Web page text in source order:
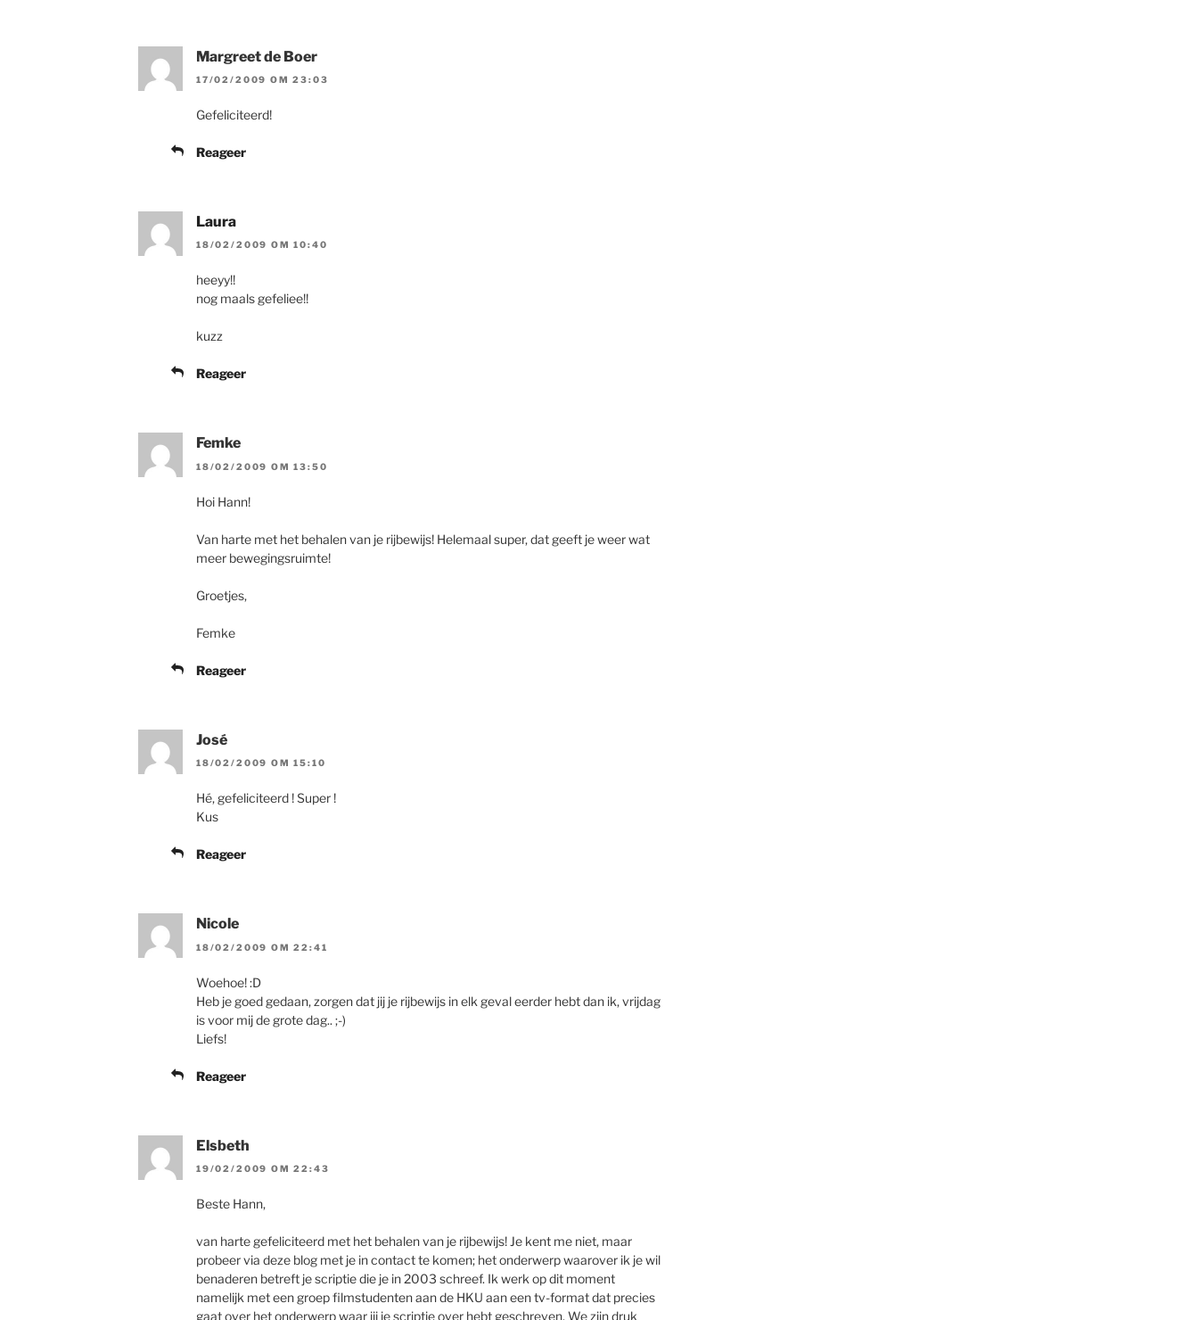
Margreet de Boer
17/02/2009 OM 23:03
Gefeliciteerd!
Reageer
Laura
18/02/2009 OM 10:40
heeyy!!
nog maals gefeliee!!
kuzz
Reageer
Femke
18/02/2009 OM 13:50
Hoi Hann!
Van harte met het behalen van je rijbewijs! Helemaal super, dat geeft je weer wat
meer bewegingsruimte!
Groetjes,
Femke
Reageer
José
18/02/2009 OM 15:10
Hé, gefeliciteerd ! Super !
Kus
Reageer
Nicole
18/02/2009 OM 22:41
Woehoe! :D
Heb je goed gedaan, zorgen dat jij je rijbewijs in elk geval eerder hebt dan ik, vrijdag
is voor mij de grote dag.. ;-)
Liefs!
Reageer
Elsbeth
19/02/2009 OM 22:43
Beste Hann,
van harte gefeliciteerd met het behalen van je rijbewijs! Je kent me niet, maar
probeer via deze blog met je in contact te komen; het onderwerp waarover ik je wil
benaderen betreft je scriptie die je in 2003 schreef. Ik werk op dit moment
namelijk met een groep filmstudenten aan de HKU aan een tv-format dat precies
gaat over het onderwerp waar jij je scriptie over hebt geschreven. We zijn druk